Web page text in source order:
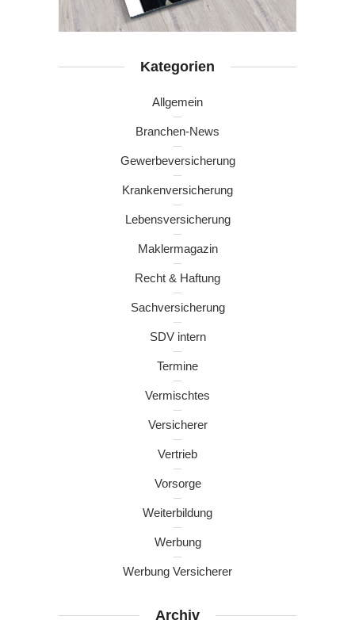
Kategorien
Allgemein
Branchen-News
Gewerbeversicherung
Krankenversicherung
Lebensversicherung
Maklermagazin
Recht & Haftung
Sachversicherung
SDV intern
Termine
Vermischtes
Versicherer
Vertrieb
Vorsorge
Weiterbildung
Werbung
Werbung Versicherer
Archiv